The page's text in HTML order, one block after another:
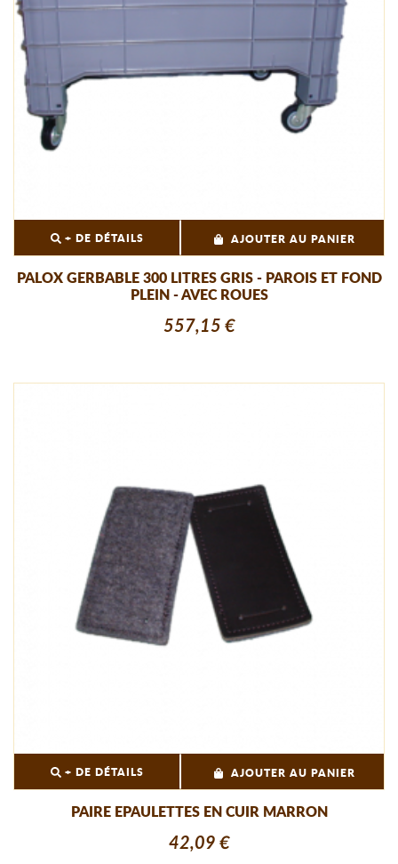
+ DE DÉTAILS AJOUTER AU PANIER
PALOX GERBABLE 300 LITRES GRIS - PAROIS ET FOND
PLEIN - AVEC ROUES
557,15 €
+ DE DÉTAILS AJOUTER AU PANIER
PAIRE EPAULETTES EN CUIR MARRON
42,09 €